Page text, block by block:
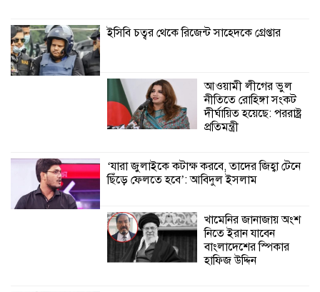
ইসিবি চত্বর থেকে রিজেন্ট সাহেদকে গ্রেপ্তার
আওয়ামী লীগের ভুল
নীতিতে রোহিঙ্গা সংকট
দীর্ঘায়িত হয়েছে: পররাষ্ট্র
প্রতিমন্ত্রী
‘যারা জুলাইকে কটাক্ষ করবে, তাদের জিহ্বা টেনে
ছিঁড়ে ফেলতে হবে’: আবিদুল ইসলাম
খামেনির জানাজায় অংশ
নিতে ইরান যাবেন
বাংলাদেশের স্পিকার
হাফিজ উদ্দিন